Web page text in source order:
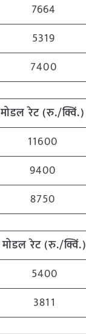
7664
5319
7400
मोडल रेट (रु./क्विं.)
11600
9400
8750
मोडल रेट (रु./क्विं.)
5400
3811